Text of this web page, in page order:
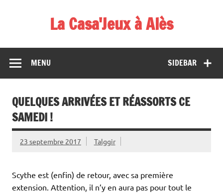
La Casa'Jeux à Alès
démos et de tournois
SIDEBAR
MENU
QUELQUES ARRIVÉES ET RÉASSORTS CE
SAMEDI !
23 septembre 2017 Talggir
Scythe est (enfin) de retour, avec sa première
extension. Attention, il n’y en aura pas pour tout le